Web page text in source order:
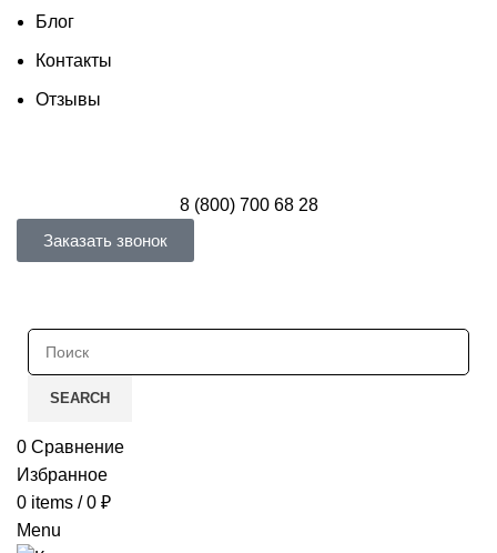
Блог
Контакты
Отзывы
8 (800) 700 68 28
Заказать звонок
SEARCH
0 Сравнение
Избранное
0 items / 0 ₽
Menu